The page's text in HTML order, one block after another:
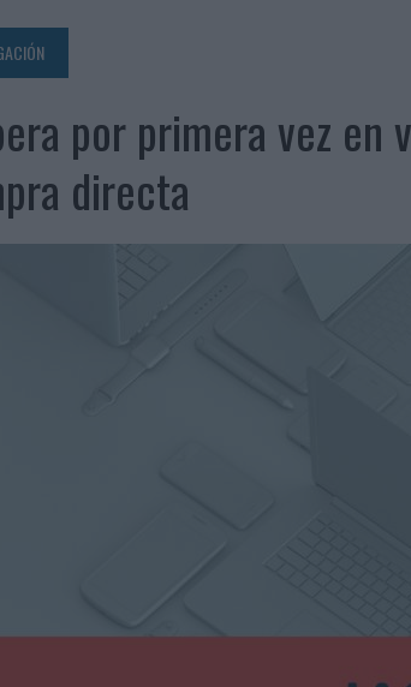
EN EL DÍA INTERNACIONAL DE LA CERVEZA
ESTRATEGIA 360º CENTRADA EN EL ORIGEN BARCELONÉS
ARÓN PIPER EN UNA EXPERIENCIA DE MARCA EN IBIZA
DIGITAL DE LAS MARCAS
EN SOUVENIRS CON IA
AL 62% DE LOS ESPAÑOLES
COMO NUEVA DIRECTORA COMERCIAL GLOBAL
PERSONALIZABLE INSPIRADA EN CORNETTO, CALIPPO Y SOLERO
PARAÍSO CANARIO EN SU ÚLTIMA CAMPAÑA INTERNACIONAL
por primera vez en
directa